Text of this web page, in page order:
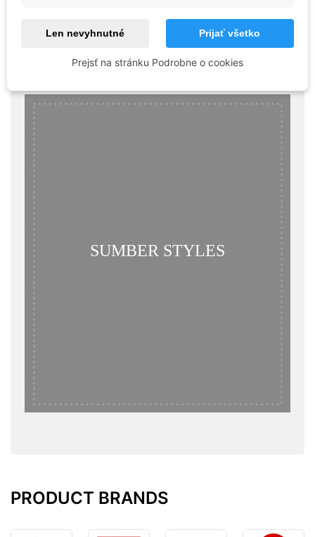
Príslušenstvo
SUMBER STYLES
PRODUCT BRANDS
Len nevyhnutné Prijať všetko
Prejsť na stránku Podrobne o cookies